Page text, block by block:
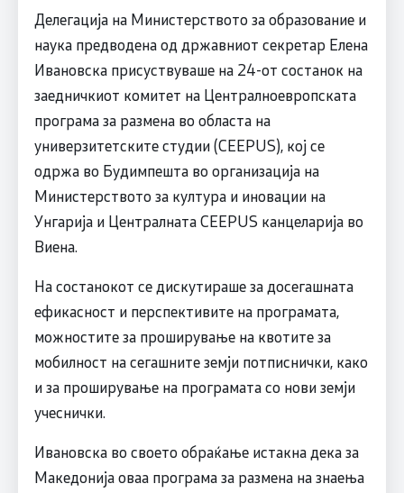
Делегација на Министерството за образование и
наука предводена од државниот секретар Елена
Ивановска присуствуваше на 24-от состанок на
заедничкиот комитет на Централноевропската
програма за размена во областа на
универзитетските студии (CEEPUS), кој се
одржа во Будимпешта во организација на
Министерството за култура и иновации на
Унгарија и Централната CEEPUS канцеларија во
Виена.
На состанокот се дискутираше за досегашната
ефикасност и перспективите на програмата,
можностите за проширување на квотите за
мобилност на сегашните земји потписнички, како
и за проширување на програмата со нови земји
учеснички.
Ивановска во своето обраќање истакна дека за
Македонија оваа програма за размена на знаења